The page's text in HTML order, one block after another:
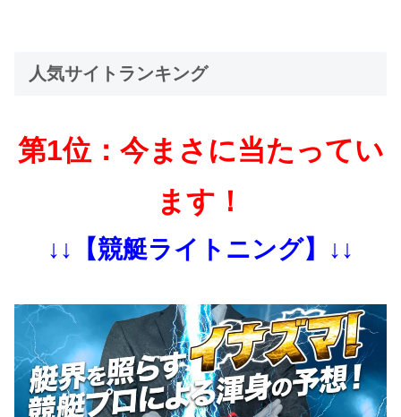
人気サイトランキング
第1位：今まさに当たってい
ます！
↓↓【競艇ライトニング】↓↓